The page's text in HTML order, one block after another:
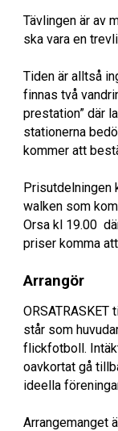
Tävlingen är av
ska vara en
Tiden är alltså
finnas två
prestation” där
stationerna
kommer att
Prisutdelningen
walken som
Orsa kl 19.00
priser komma
Arrangör
står som
flickfotboll.
oavkortat gå
ideella
Arrangemanget